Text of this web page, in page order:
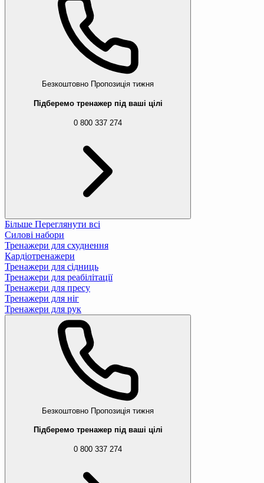
Безкоштовно Пропозиція тижня
Підберемо тренажер під ваші цілі
0 800 337 274
Більше Переглянути всі
Силові набори
Тренажери для схуднення
Кардіотренажери
Тренажери для сідниць
Тренажери для реабілітації
Тренажери для пресу
Тренажери для ніг
Тренажери для рук
Безкоштовно Пропозиція тижня
Підберемо тренажер під ваші цілі
0 800 337 274